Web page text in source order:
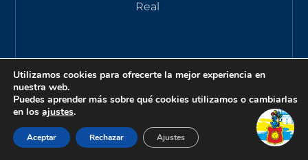
Real
Utilizamos cookies para ofrecerte la mejor experiencia en
nuestra web.
Puedes aprender más sobre qué cookies utilizamos o cambiarlas
en los ajustes.
Aceptar Rechazar Ajustes